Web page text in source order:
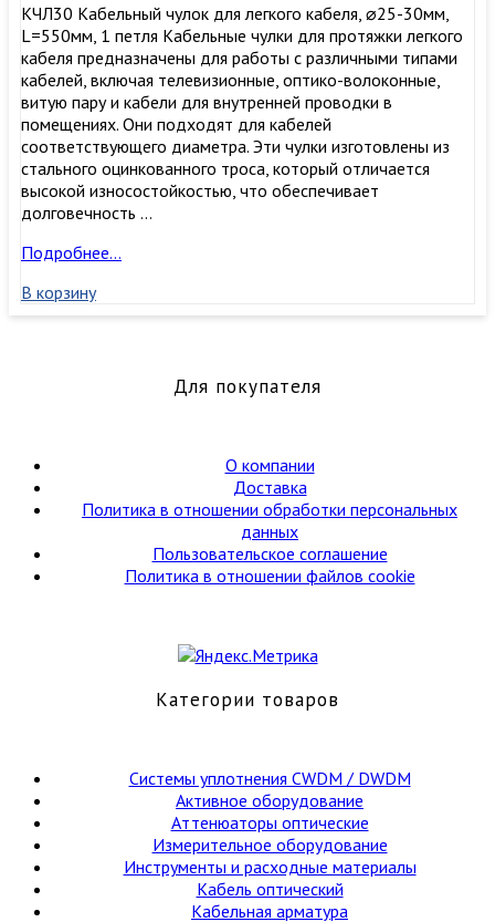
КЧЛ30 Кабельный чулок для легкого кабеля, ⌀25-30мм,
L=550мм, 1 петля Кабельные чулки для протяжки легкого
кабеля предназначены для работы с различными типами
кабелей, включая телевизионные, оптико-волоконные,
витую пару и кабели для внутренней проводки в
помещениях. Они подходят для кабелей
соответствующего диаметра. Эти чулки изготовлены из
стального оцинкованного троса, который отличается
высокой износостойкостью, что обеспечивает
долговечность …
КЧЛ30
чулок
для
петля
Подробнее…
В корзину
Для покупателя
О компании
Доставка
Политика в отношении обработки персональных
данных
Пользовательское соглашение
Политика в отношении файлов cookie
Категории товаров
Cистемы уплотнения CWDM / DWDM
Активное оборудование
Аттенюаторы оптические
Измерительное оборудование
Инструменты и расходные материалы
Кабель оптический
Кабельная арматура